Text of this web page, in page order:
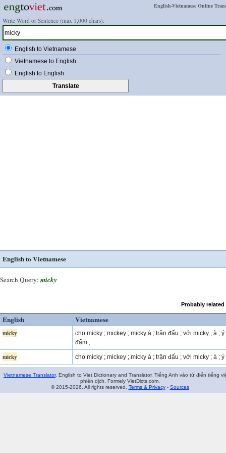
English-Vietnamese Online
Write Word or Sentence (max 1,000 chars):
English to Vietnamese
Vietnamese to English
English to English
English to Vietnamese
Search Query: micky
Probably
English Vietnamese
micky
cho micky ; mickey ; micky à ; trận đấu ; với micky ; à ; ý
đấm ;
micky cho micky ; mickey ; micky à ; trận đấu ; với micky ; à ; ý
Vietnamese Translator. English to Viet Dictionary and Translator. Tiếng Anh vào từ điển tiếng
phiên dịch. Formely VietDicts.com.
© 2015-2026. All rights reserved. Terms & Privacy- Sources